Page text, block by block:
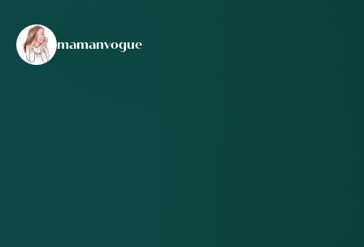
mamanvogue